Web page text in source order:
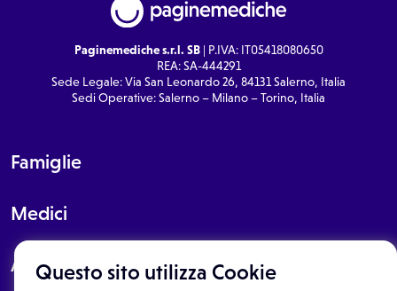
Questo sito utilizza Cookie
Paginemediche s.r.l. SB| P.IVA: IT05418080650
REA: SA-444291
Sede Legale: Via San Leonardo 26, 84131 Salerno, Italia
Sedi Operative: Salerno – Milano – Torino, Italia
Famiglie
Medici
About